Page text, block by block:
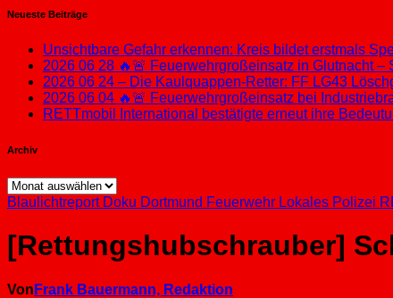
Neueste Beiträge
Unsichtbare Gefahr erkennen: Kreis bildet erstmals
2026 06 28 🔥🚨 Feuerwehrgroßeinsatz in Glutnacht
2026 06 24 – Die Kaulquappen-Retter: FF LG43
2026 06 04 🔥🚨 Feuerwehrgroßeinsatz bei
RETTmobil International bestätigte erneut ihre
Archiv
Archiv
Blaulichtreport Doku Dortmund Feuerwehr Lokales Polizei
[Rettungshubschrauber]
Von Frank Bauermann, Redaktion